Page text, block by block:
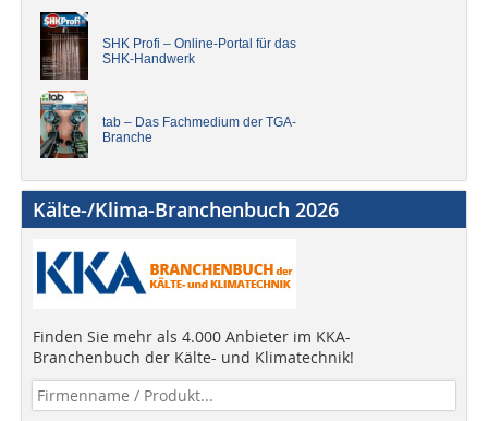
SHK Profi – Online-Portal für das
SHK-Handwerk
tab – Das Fachmedium der TGA-
Branche
Kälte-/Klima-Branchenbuch 2026
Finden Sie mehr als 4.000 Anbieter im KKA-
Branchenbuch der Kälte- und Klimatechnik!